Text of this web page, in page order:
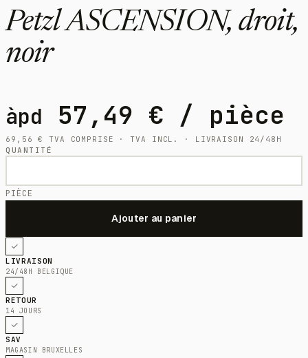
Petzl ASCENSION, droit,
noir
àpd 57,49 € / pièce
69,56€
TVA COMPRISE · TVA INCL. · LIVRAISON 24/48H
QUANTITÉ
PIÈCE
LIVRAISON
24/48H BELGIQUE
RETOUR
14 JOURS
SAV
MAGASIN BRUXELLES